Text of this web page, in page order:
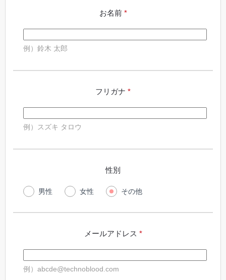
お名前 *
例）鈴木 太郎
フリガナ *
例）スズキ タロウ
性別
男性 女性 その他
メールアドレス *
例）abcde@technoblood.com